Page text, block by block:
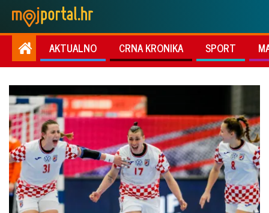
AKTUALNO CRNA KRONIKA SPORT